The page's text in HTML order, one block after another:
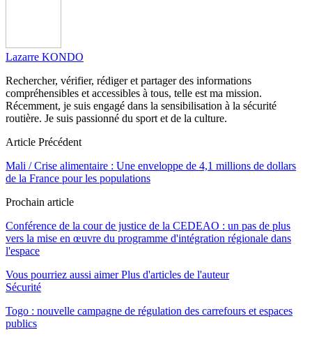
Lazarre KONDO
Rechercher, vérifier, rédiger et partager des informations
compréhensibles et accessibles à tous, telle est ma mission.
Récemment, je suis engagé dans la sensibilisation à la sécurité
routière. Je suis passionné du sport et de la culture.
Article Précédent
Mali / Crise alimentaire : Une enveloppe de 4,1 millions de dollars
de la France pour les populations
Prochain article
Conférence de la cour de justice de la CEDEAO : un pas de plus
vers la mise en œuvre du programme d'intégration régionale dans
l'espace
Vous pourriez aussi aimer Plus d'articles de l'auteur
Sécurité
Togo : nouvelle campagne de régulation des carrefours et espaces
publics